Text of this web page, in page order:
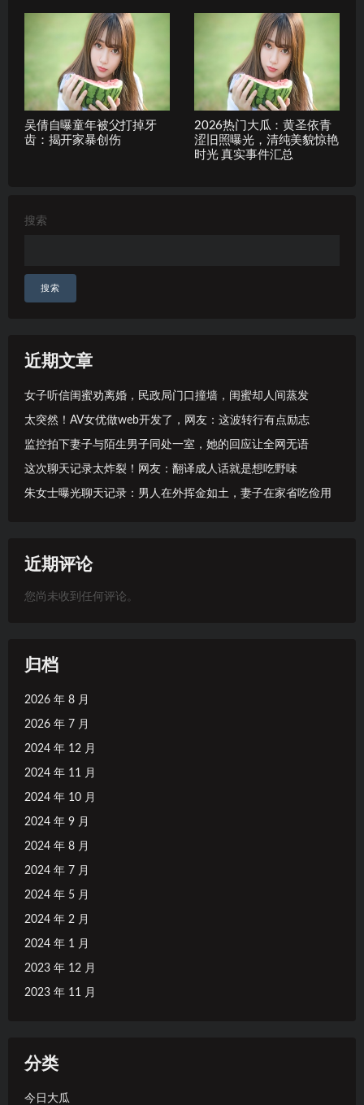
吴倩自曝童年被父打掉牙
齿：揭开家暴创伤
2026热门大瓜：黄圣依青
涩旧照曝光，清纯美貌惊艳
时光 真实事件汇总
搜索
搜索
近期文章
女子听信闺蜜劝离婚，民政局门口撞墙，闺蜜却人间蒸发
太突然！AV女优做web开发了，网友：这波转行有点励志
监控拍下妻子与陌生男子同处一室，她的回应让全网无语
这次聊天记录太炸裂！网友：翻译成人话就是想吃野味
朱女士曝光聊天记录：男人在外挥金如土，妻子在家省吃俭用
近期评论
您尚未收到任何评论。
归档
2026 年 8 月
2026 年 7 月
2024 年 12 月
2024 年 11 月
2024 年 10 月
2024 年 9 月
2024 年 8 月
2024 年 7 月
2024 年 5 月
2024 年 2 月
2024 年 1 月
2023 年 12 月
2023 年 11 月
分类
今日大瓜